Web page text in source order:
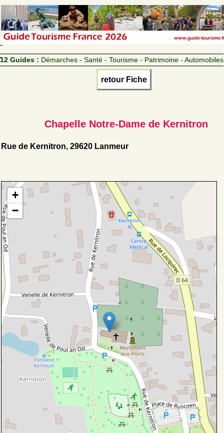
12 Guides : Démarches - Santé - Tourisme - Patrimoine - Automobiles
retour Fiche
Chapelle Notre-Dame de Kernitron
Rue de Kernitron, 29620 Lanmeur
+
−